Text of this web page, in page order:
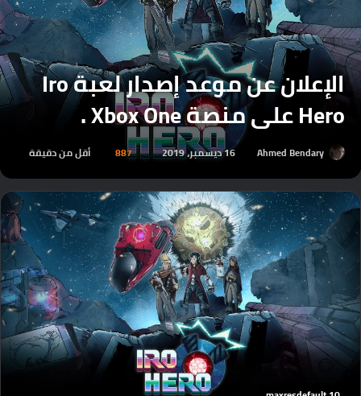
الإعلان عن موعد إصدار لعبة Iro
Hero على منصة Xbox One .
Ahmed Bendary 16 ديسمبر، 2019 887 أقل من دقيقة